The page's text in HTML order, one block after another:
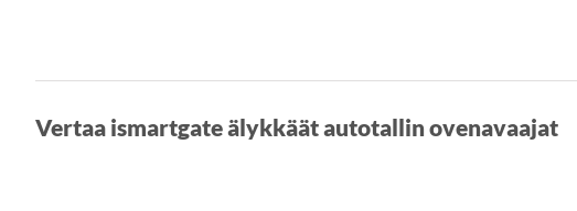
Vertaa ismartgate älykkäät autotallin ovenavaajat